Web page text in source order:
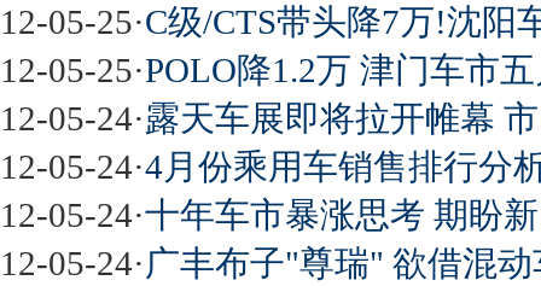
12-05-25·C级/CTS带头降7万!沈阳
12-05-25·POLO降1.2万 津门车市
12-05-24·露天车展即将拉开帷幕
12-05-24·4月份乘用车销售排行分
12-05-24·十年车市暴涨思考 期盼
12-05-24·广丰布子"尊瑞" 欲借混